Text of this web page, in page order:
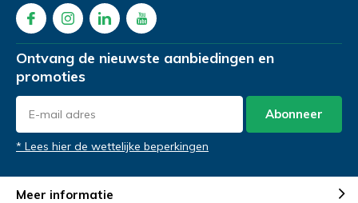
Ontvang de nieuwste aanbiedingen en
promoties
Abonneer
* Lees hier de wettelijke beperkingen
Meer informatie